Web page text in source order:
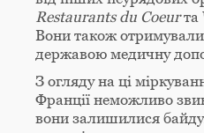
Restaurants du Coeurта
Вони також
державою медичну
З огляду на ці
Франції неможливо
вони залишилися